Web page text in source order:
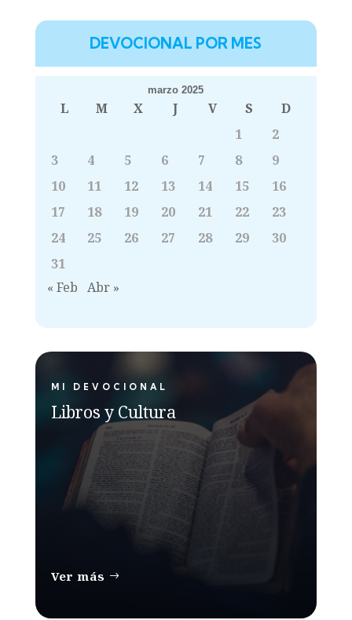
DEVOCIONAL POR MES
marzo 2025
L M X J V S
D
1
2
3
4 5 6 7 8
9
10
11 12 13 14 15
16
17
18 19 20 21 22
23
24
25 26 27 28 29
30
31
« Feb Abr »
MI DEVOCIONAL
Libros y Cultura
Ver más